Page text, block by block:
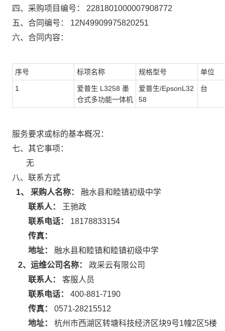
四、采购项目编号：
2281801000007908772
五、合同编号：
12N49909975820251
六、合同内容：
序号 标项名称 规格型号 单位
1
爱普生 L3258 墨
仓式多功能一体机
爱普生/EpsonL32
58
台
服务要求或标的基本概况：
七、其它事项：
无
八、联系方式
1、 采购人名称：
融水县和睦镇初级中学
联系人：
王驰政
联系电话：
18178833154
传真：
地址：
融水县和睦镇和睦镇初级中学
2、运维公司名称：
政采云有限公司
联系人：
客服人员
联系电话：
400-881-7190
传真：
0571-28215512
地址：
杭州市西湖区转塘科技经济区块9号1幢2区5楼